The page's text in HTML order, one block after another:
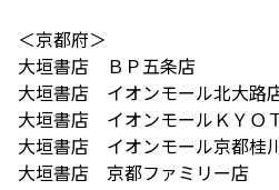
＜京都府＞
大垣書店 ＢＰ五条店
大垣書店 イオンモール北大路
大垣書店 イオンモールＫＹＯ
大垣書店 イオンモール京都桂
大垣書店 京都ファミリー店